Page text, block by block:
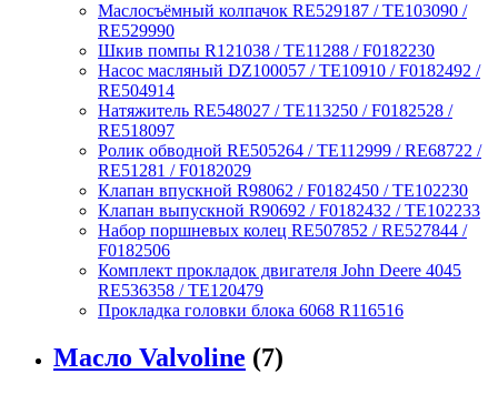
Маслосъёмный колпачок RE529187 / TE103090 /
RE529990
Шкив помпы R121038 / TE11288 / F0182230
Насос масляный DZ100057 / TE10910 / F0182492 /
RE504914
Натяжитель RE548027 / TE113250 / F0182528 /
RE518097
Ролик обводной RE505264 / TE112999 / RE68722 /
RE51281 / F0182029
Клапан впускной R98062 / F0182450 / TE102230
Клапан выпускной R90692 / F0182432 / TE102233
Набор поршневых колец RE507852 / RE527844 /
F0182506
Комплект прокладок двигателя John Deere 4045
RE536358 / TE120479
Прокладка головки блока 6068 R116516
Масло Valvoline (7)